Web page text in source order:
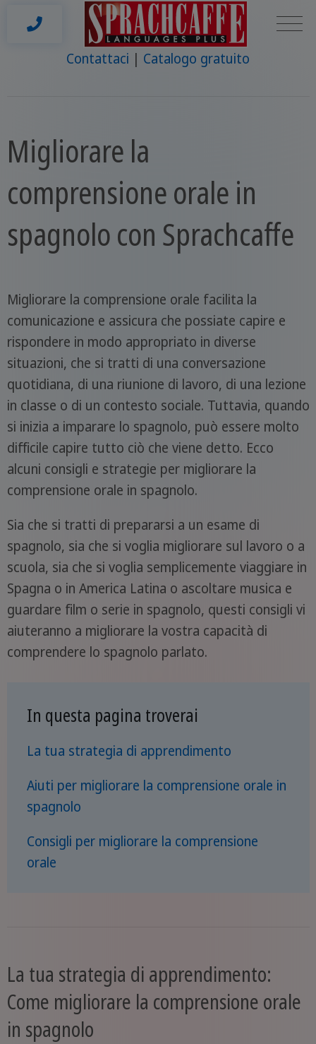
Contattaci Catalogo gratuito
Migliorare la
comprensione orale in
spagnolo con Sprachcaffe
Migliorare la comprensione orale facilita la
comunicazione e assicura che possiate capire e
rispondere in modo appropriato in diverse
situazioni, che si tratti di una conversazione
quotidiana, di una riunione di lavoro, di una lezione
in classe o di un contesto sociale. Tuttavia, quando
si inizia a imparare lo spagnolo, può essere molto
difficile capire tutto ciò che viene detto. Ecco
alcuni consigli e strategie per migliorare la
comprensione orale in spagnolo.
Sia che si tratti di prepararsi a un esame di
spagnolo, sia che si voglia migliorare sul lavoro o a
scuola, sia che si voglia semplicemente viaggiare in
Spagna o in America Latina o ascoltare musica e
guardare film o serie in spagnolo, questi consigli vi
aiuteranno a migliorare la vostra capacità di
comprendere lo spagnolo parlato.
In questa pagina troverai
La tua strategia di apprendimento
Aiuti per migliorare la comprensione orale in
spagnolo
Consigli per migliorare la comprensione
orale
La tua strategia di apprendimento:
Come migliorare la comprensione orale
in spagnolo